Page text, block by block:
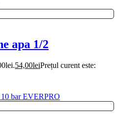
apa 1/2
54,00leiPrețul curent este: